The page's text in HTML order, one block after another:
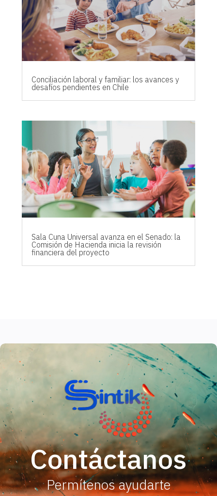
Conciliación laboral y familiar: los avances y
desafíos pendientes en Chile
Sala Cuna Universal avanza en el Senado: la
Comisión de Hacienda inicia la revisión
financiera del proyecto
Contáctanos
Permítenos ayudarte